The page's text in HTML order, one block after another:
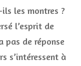
les montres ?
l’esprit de
pas de réponse
s’intéressent à